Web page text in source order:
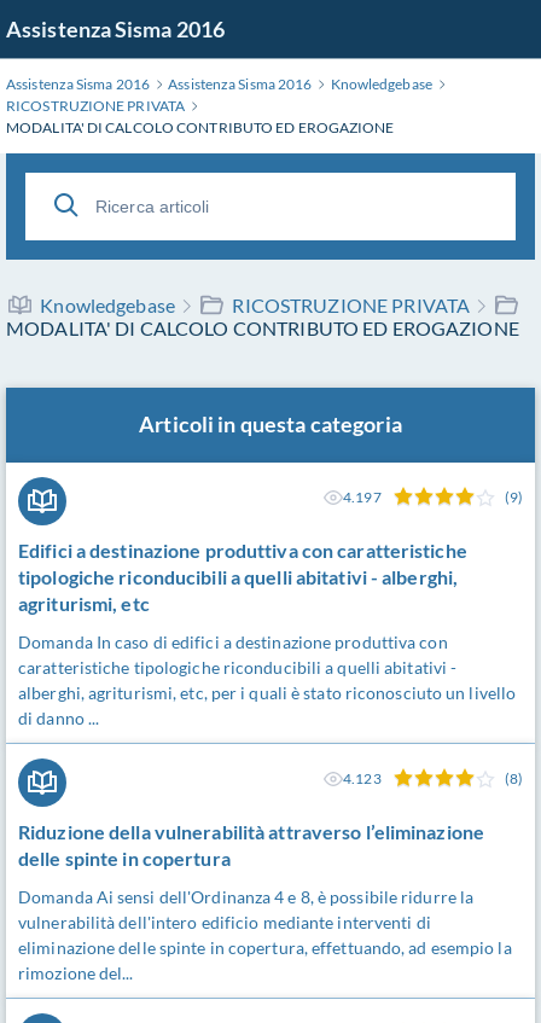
al
contenuto
principale
Assistenza Sisma 2016
Assistenza Sisma 2016 Assistenza Sisma 2016
Knowledgebase
RICOSTRUZIONE PRIVATA
MODALITA' DI CALCOLO CONTRIBUTO ED EROGAZIONE
Knowledgebase
RICOSTRUZIONE PRIVATA
MODALITA' DI CALCOLO CONTRIBUTO ED EROGAZIONE
Articoli in questa categoria
Edifici a destinazione produttiva con caratteristiche
tipologiche riconducibili a quelli abitativi - alberghi,
agriturismi, etc
Domanda In caso di edifici a destinazione produttiva con
caratteristiche tipologiche riconducibili a quelli abitativi -
alberghi, agriturismi, etc, per i quali è stato riconosciuto un livello
di danno ...
4.197 (9)
Riduzione della vulnerabilità attraverso l’eliminazione
delle spinte in copertura
Domanda Ai sensi dell'Ordinanza 4 e 8, è possibile ridurre la
vulnerabilità dell'intero edificio mediante interventi di
eliminazione delle spinte in copertura, effettuando, ad esempio la
rimozione del...
4.123 (8)